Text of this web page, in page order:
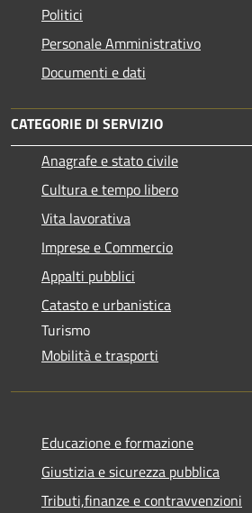
Politici
Personale Amministrativo
Documenti e dati
CATEGORIE DI SERVIZIO
Anagrafe e stato civile
Cultura e tempo libero
Vita lavorativa
Imprese e Commercio
Appalti pubblici
Catasto e urbanistica
Turismo
Mobilità e trasporti
Educazione e formazione
Giustizia e sicurezza pubblica
Tributi,finanze e contravvenzioni